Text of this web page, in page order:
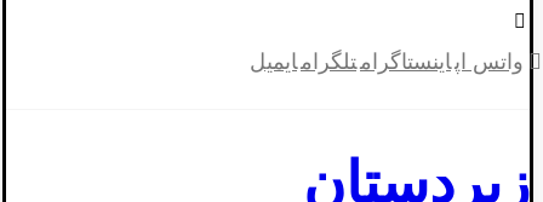
واتس اپاینستاگرامتلگرامایمیل
زبردستان